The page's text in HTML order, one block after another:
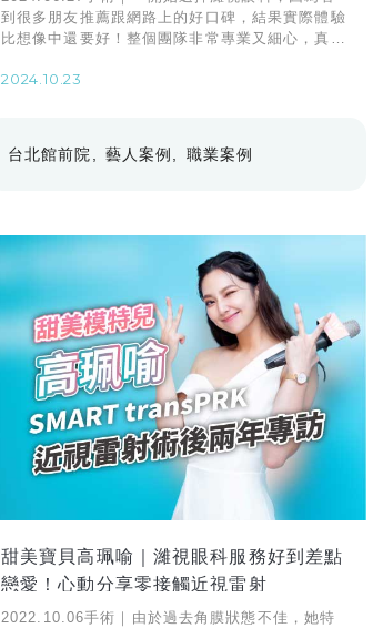
到很多朋友推薦跟網路上的好口碑，結果實際體驗
比想像中還要好！整個團隊非常專業又細心，真的
雷射手術真的超棒
2024.10.23
台北館前院 藝人案例 職業案例
甜美寶貝高珮喻｜濰視眼科服務好到差點
戀愛！心動分享零接觸近視雷射
2022.10.06手術｜由於過去角膜狀態不佳，她特